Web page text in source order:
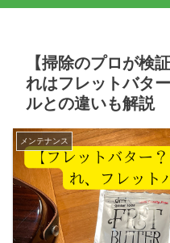
【掃除のプロが検
れはフレットバタ
ルとの違いも解説
メンテナンス